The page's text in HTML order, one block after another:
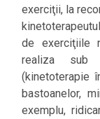
exerciţii, la
de exerciţiile
realiza sub
(kinetoterapie
bastoanelor,
exemplu,